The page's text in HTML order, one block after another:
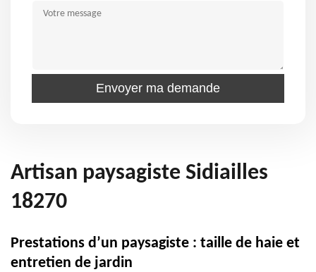
Artisan paysagiste Sidiailles
18270
Prestations d’un paysagiste : taille de haie et
entretien de jardin